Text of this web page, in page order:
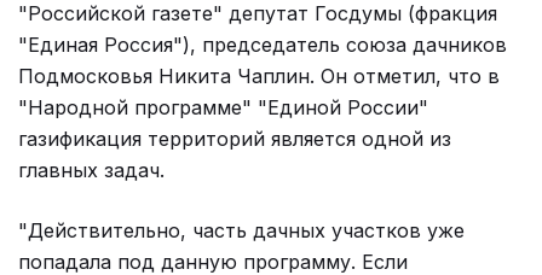
"Российской газете" депутат Госдумы (фракция
"Единая Россия"), председатель союза дачников
Подмосковья Никита Чаплин. Он отметил, что в
"Народной программе" "Единой России"
газификация территорий является одной из
главных задач.
"Действительно, часть дачных участков уже
попадала под данную программу. Если